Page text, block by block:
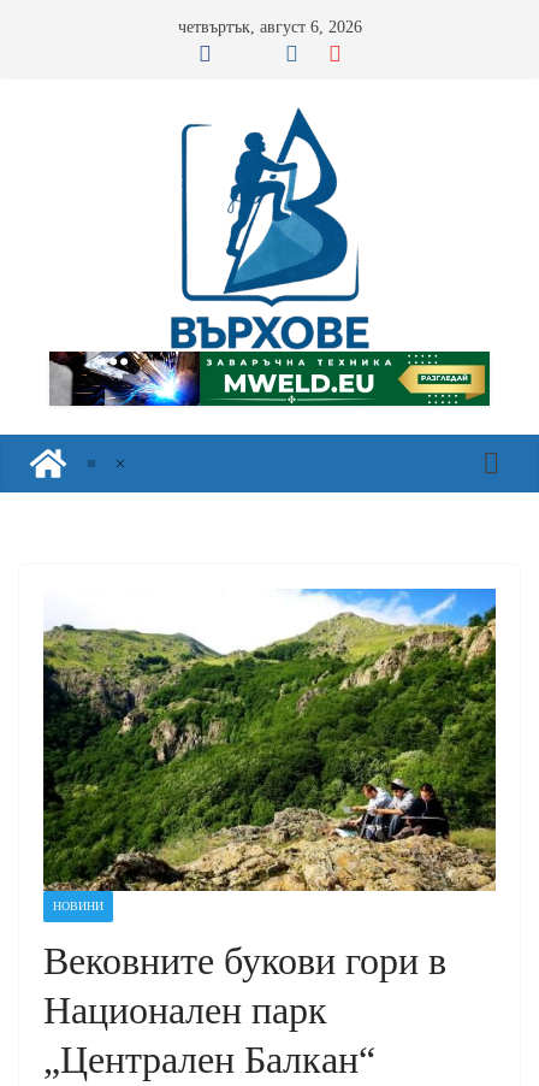
четвъртък, август 6, 2026
НОВИНИ
Вековните букови гори в
Национален парк
„Централен Балкан“